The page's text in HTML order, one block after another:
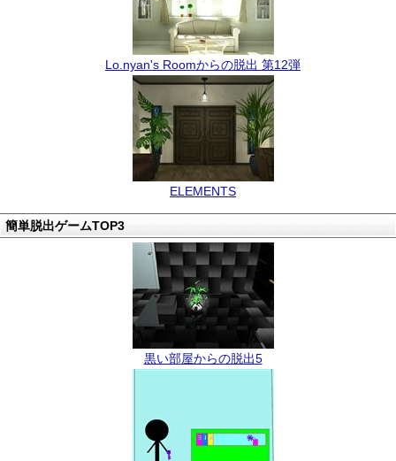
Lo.nyan's Roomからの脱出 第12弾
ELEMENTS
簡単脱出ゲームTOP3
黒い部屋からの脱出5